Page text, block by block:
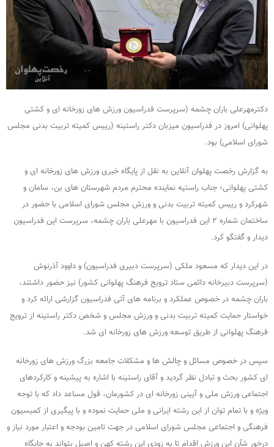
دکترمهرعلی باران چشمه (سرپرست فدراسیون ورزش های زورخانه ای و کشتی
پهلوانی) امروز در فدراسیون میزبان دکتر راستینه (رییس کمیته تربیت بدنی مجلس
شورای اسلامی) بود.
به گزارش رخصت پهلوان آنلاین به نقل از پایگاه خبری ورزش های زورخانه ای و
کشتی پهلوانی؛ جناب راستیه نماینده محترم مردم شهرستان های بن، سامان و
شهرکرد و رییس کمیته تربیت بدنی و ورزش مجلس شورای اسلامی با حضور در
ساختمان شماره ۲ این فدراسیون با مهرعلی باران چشمه، سرپرست این فدراسیون
دیدار و گفتگو کرد.
در این دیدار که مسعود ملکی (سرپرست دبیری فدراسیون) و داوود آذرنوش
(سرپرست دبیرخانه دائمی ستاد ترویج فرهنگ پهلوانی کشور) نیز حضور داشتند،
باران چشمه در خصوص عملکرد و برنامه های آتی فدراسیون گزارشی ارائه کرد و
خواستار حمایت کمیته تربیت بدنی و ورزش مجلس و شخص دکتر راستینه از ترویج
فرهنگ پهلوانی از طریق توسعه ورزش های زورخانه ای شد.
سپس در خصوص مسائل و چالش ها و مشکلات جامعه بزرگ ورزش های زورخانه
ای کشور بحث و تبادل نظر گردید و آقای راستینه با اشاره به پیشینه و کارکردهای
اجتماعی ورزش ملی و آیینی زورخانه ای در کشورمان، قول مساعد داد که با توجه
ویژه و با تمام توان از این رشته ایرانی و ملی حمایت نموده و با پیگیری از کمیسیون
فرهنگی و اجتماعی مجلس شورای اسلامی در جهت تامین بودجه و اعتبار مورد نیاز و
درخور شآن این ورزش اقدام تا به زودی این رشته کهن و اصیل بتواند به جایگاه